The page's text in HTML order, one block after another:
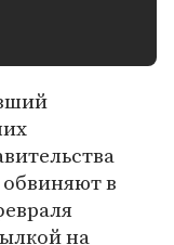
в
на